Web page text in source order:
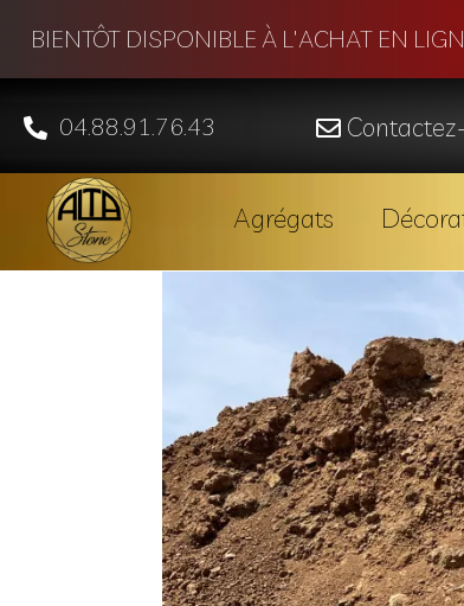
BIENTÔT DISPONIBLE À L'ACHAT EN
04.88.91.76.43
Agrégats